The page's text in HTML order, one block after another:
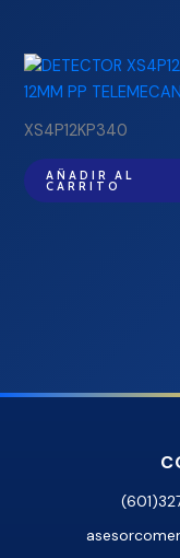
XS4P12KP340
AÑADIR AL
CARRITO